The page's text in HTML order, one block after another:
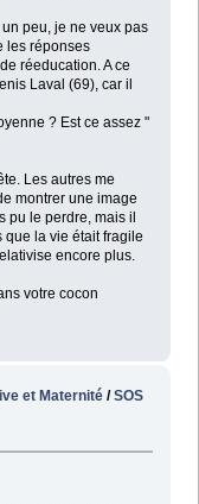
peu, je ne veux pas
les réponses
réeducation. A ce
Laval (69), car il
? Est ce assez "
Les autres me
montrer une image
pu le perdre, mais il
que la vie était fragile
encore plus.
votre cocon
et Maternité /SOS